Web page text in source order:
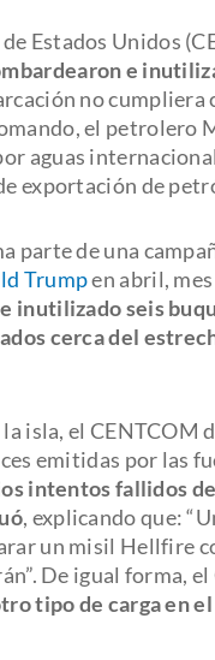
Estados Unidos
e
no
el petrolero
aguas
exportación de
parte de una
Trumpen abril,
inutilizado seis
cerca del
isla, el CENTCOM
emitidas por las
intentos fallidos
, explicando que:
un misil Hellfire
De igual forma,
tipo de carga en